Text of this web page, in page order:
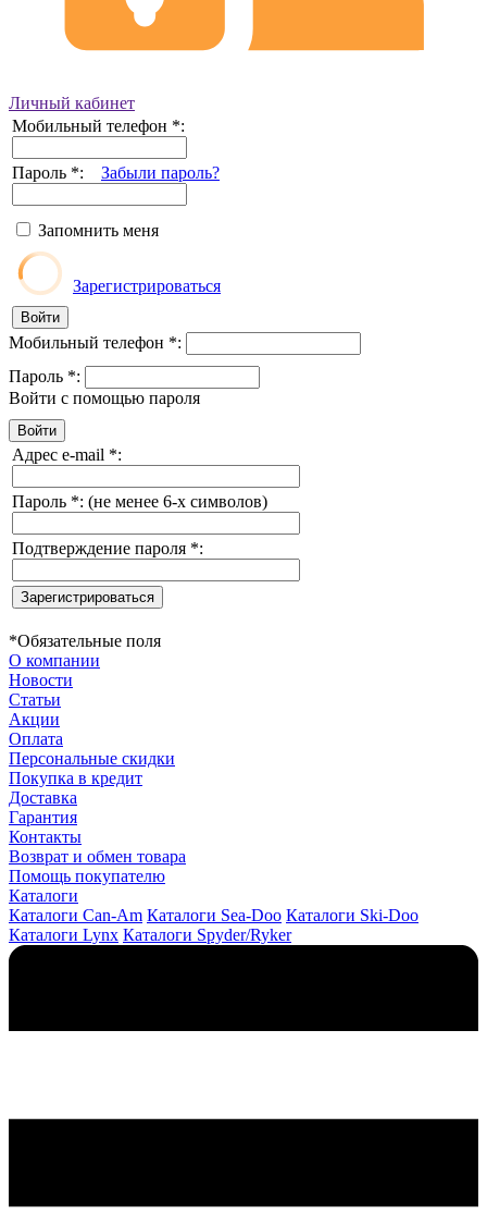
Личный кабинет
Мобильный телефон *:
Пароль *: Забыли пароль?
Запомнить меня
Зарегистрироваться
Мобильный телефон *:
Пароль *:
Войти с помощью пароля
Адрес e-mail *:
Пароль *: (не менее 6-х символов)
Подтверждение пароля *:
*Обязательные поля
О компании
Новости
Статьи
Акции
Оплата
Персональные скидки
Покупка в кредит
Доставка
Гарантия
Контакты
Возврат и обмен товара
Помощь покупателю
Каталоги
Каталоги Can-Am Каталоги Sea-Doo Каталоги Ski-Doo
Каталоги Lynx Каталоги Spyder/Ryker